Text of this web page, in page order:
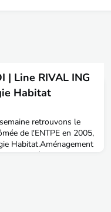
| Line RIVAL ING
Habitat
retrouvons le
de l'ENTPE en 2005,
Habitat.Aménagement
tu te présenter ?Line :